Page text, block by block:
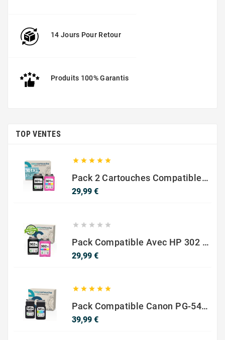
14 Jours Pour Retour
Produits 100% Garantis
TOP VENTES
    
Pack 2 Cartouches Compatible Avec HP 301 XL Noir Et Couleur
29,99 €Prix
    
Pack Compatible Avec HP 302 XL Noir Et Couleur - SANS NIVEAU ENCRE
29,99 €Prix
    
Pack Compatible Canon PG-540 XL / CL-541 XL – Noir & Couleur – Haute Capacité
39,99 €Prix